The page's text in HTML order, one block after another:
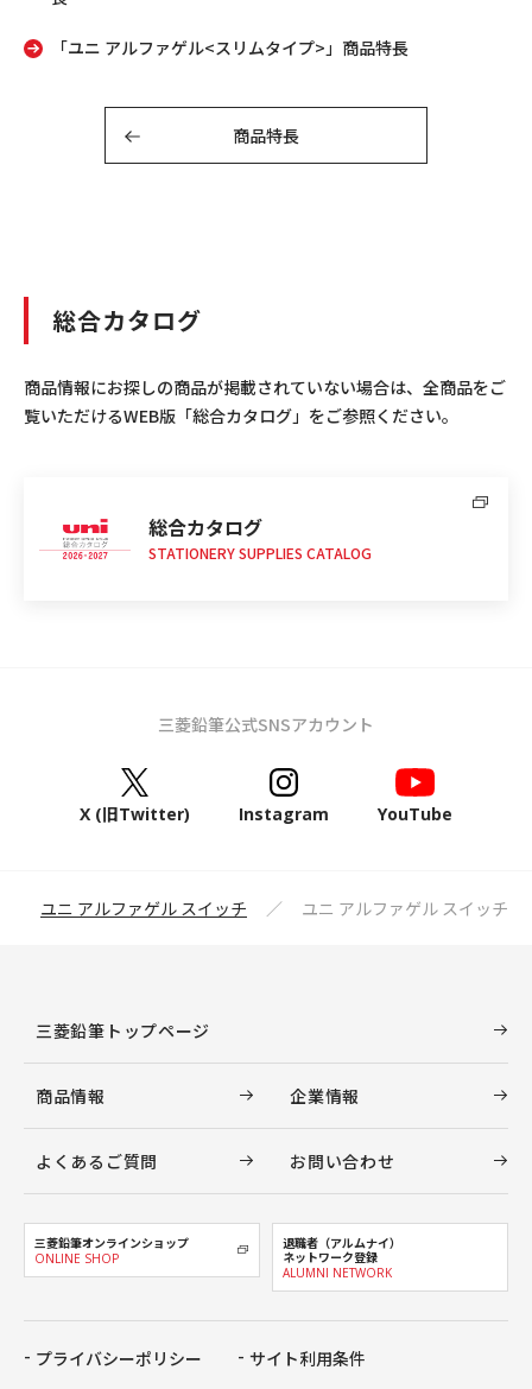
「ユニ アルファゲル<スリムタイプ>」商品特長
商品特長
総合カタログ
商品情報にお探しの商品が掲載されていない場合は、全商品をご
覧いただけるWEB版「総合カタログ」をご参照ください。
総合カタログ
STATIONERY SUPPLIES CATALOG
三菱鉛筆公式SNSアカウント
X (旧Twitter) Instagram YouTube
ユニ アルファゲル スイッチ ユニ アルファゲル スイッチ
三菱鉛筆トップページ
商品情報 企業情報
よくあるご質問 お問い合わせ
三菱鉛筆オンラインショップ
ONLINE SHOP
退職者（アルムナイ）
ネットワーク登録
ALUMNI NETWORK
プライバシーポリシー
サイト利用条件